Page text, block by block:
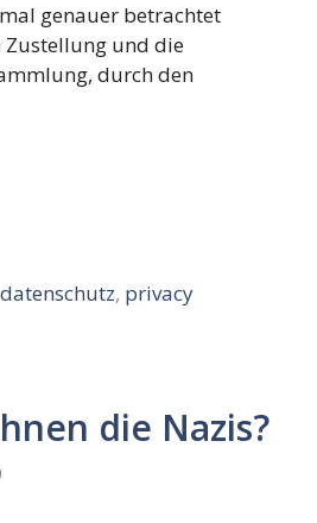
genauer betrachtet
Zustellung und die
durch den
datenschutz, privacy
die Nazis?